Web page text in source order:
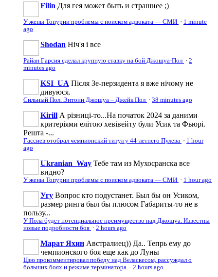
Filin Для гея может быть и страшнее ;)
У жены Топурии проблемы с поиском адвоката — СМИ · 1 minute
ago
Shodan Ніч'я і все
Райан Гарсия сделал крупную ставку на бой Джошуа-Пол · 2
minutes ago
KSI_UA Після Зе-перзидента я вже нічому не
дивуюся.
Сильный Пол. Энтони Джошуа – Джейк Пол · 38 minutes ago
Kirill А різниці-то...На початок 2024 за даними
критеріями елітою хевівейту були Усик та Фьюрі.
Решта -...
Гассиев отобрал чемпионский титул у 44-летнего Пулева · 1 hour
ago
Ukranian_Way Тебе там из Мухосранска все
видно?
У жены Топурии проблемы с поиском адвоката — СМИ · 1 hour ago
Угу Вопрос кто подустанет. Был бы он Усиком,
размер ринга был бы плюсом Габариты-то не в
пользу...
У Пола будет потенциальное преимущество над Джошуа. Известны
новые подробности боя · 2 hours ago
Марат Яхин Австралиец)) Да.. Тепрь ему до
чемпионского боя еще как до Луны
Цзю прокомментировал победу над Веласкесом, рассуждал о
больших боях и режиме терминатора · 2 hours ago